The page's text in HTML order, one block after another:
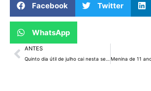
Facebook Twitter
WhatsApp
ANTES